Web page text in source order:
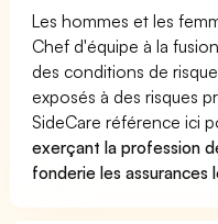
Les hommes et les
Chef d'équipe à la
des conditions de
exposés à des risques
SideCare référence ici
exerçant la profession
fonderie les assurances